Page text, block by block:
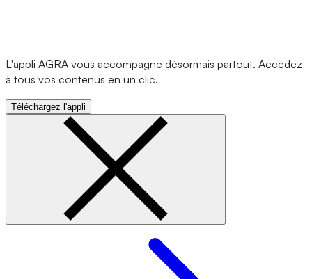
L'appli AGRA vous accompagne désormais partout. Accédez
à tous vos contenus en un clic.
Téléchargez l'appli